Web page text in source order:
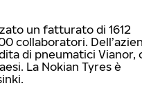
un fatturato di 1612
collaboratori.
di pneumatici Vianor,
La Nokian Tyres è